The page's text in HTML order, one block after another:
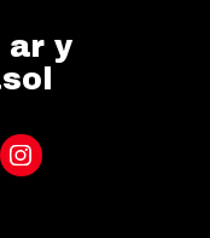
ar y
Instagram